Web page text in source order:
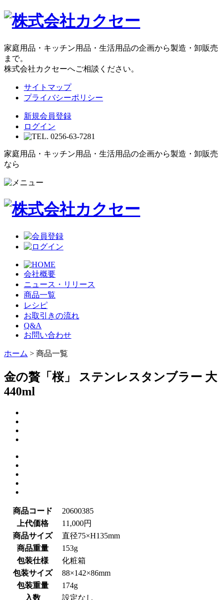
家庭用品・キッチン用品・生活用品の企画から製造・卸販売
まで。
株式会社カクセーへご相談ください。
サイトマップ
プライバシーポリシー
新規会員登録
ログイン
家庭用品・キッチン用品・生活用品の企画から製造・卸販売
なら
会社概要
ニュース・リリース
商品一覧
レシピ
お取引きの流れ
Q&A
お問い合わせ
ホーム > 商品一覧
金の贅「桜」 ステンレスタンブラー 大
440ml
商品コード
20600385
上代価格
11,000円
商品サイズ
直径75×H135mm
商品重量
153g
包装仕様
化粧箱
包装サイズ
88×142×86mm
包装重量
174g
入数
設定なし